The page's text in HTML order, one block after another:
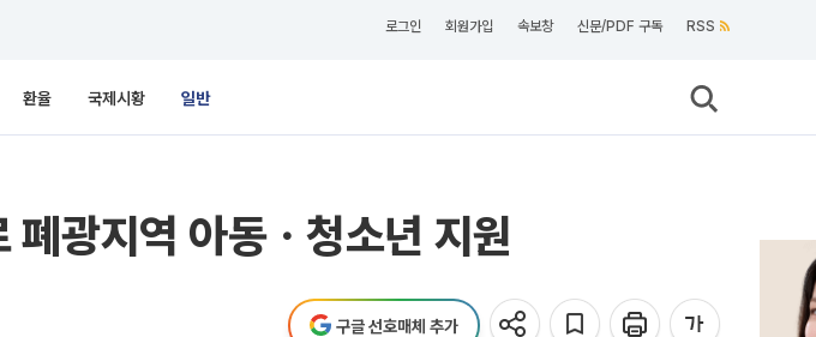
로그인 회원가입 속보창 신문/PDF 구독 RSS
환율 국제시황 일반
광지역 아동ㆍ청소년 지원
구글 선호매체 추가